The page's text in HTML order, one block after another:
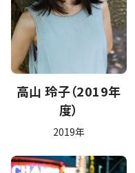
高山 玲子（2019年
度）
2019年